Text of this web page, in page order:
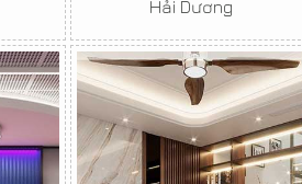
Hải Dương